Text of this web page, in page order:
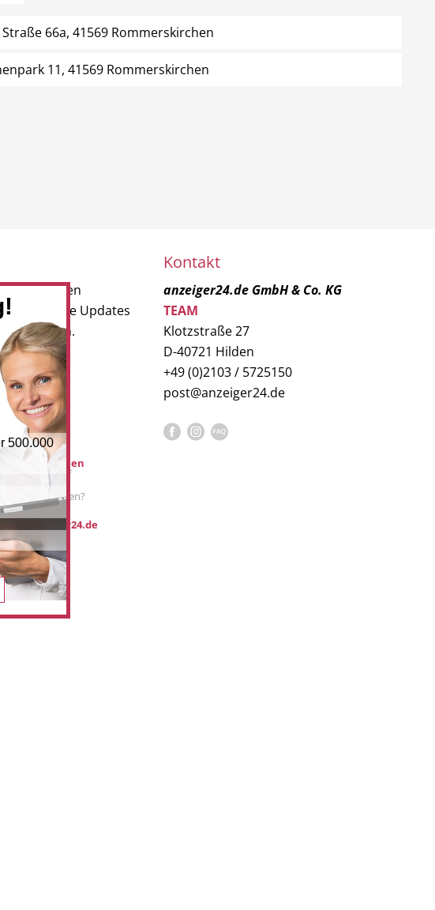
66a, 41569 Rommerskirchen
11, 41569 Rommerskirchen
für unseren
um neueste Updates
zu erhalten.
Werbung buchen
Sie möchten auf
anzeiger24.de
Werbung schalten?
post@anzeiger24.de
Kontakt
anzeiger24.de GmbH & Co. KG
TEAM
Klotzstraße 27
D-40721 Hilden
+49 (0)2103 / 5725150
post@anzeiger24.de
500.000